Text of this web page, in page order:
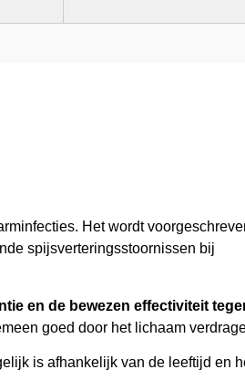
Het wordt
spijsverteringsstoornissen bij
en de bewezen effectiviteit
goed door het lichaam
is afhankelijk van de leeftijd en